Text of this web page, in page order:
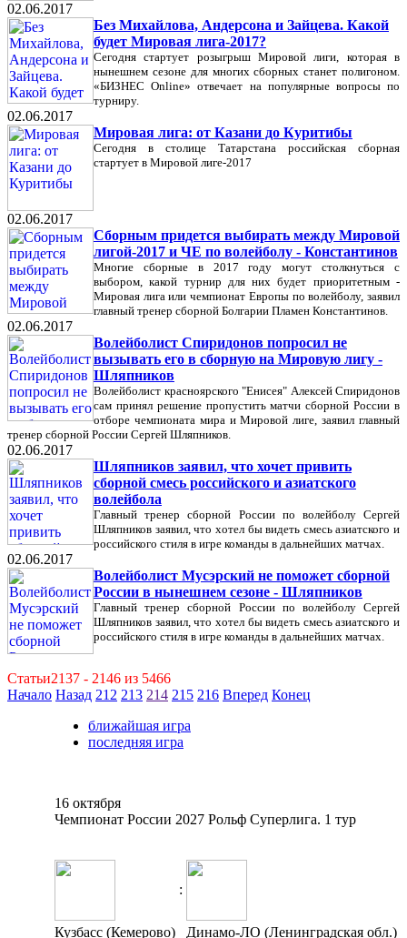
02.06.2017
Без Михайлова, Андерсона и Зайцева. Какой
будет Мировая лига-2017?
Сегодня стартует розыгрыш Мировой лиги, которая в
нынешнем сезоне для многих сборных станет полигоном.
«БИЗНЕС Online» отвечает на популярные вопросы по
турниру.
02.06.2017
Мировая лига: от Казани до Куритибы
Сегодня в столице Татарстана российская сборная
стартует в Мировой лиге-2017
02.06.2017
Сборным придется выбирать между Мировой
лигой-2017 и ЧЕ по волейболу - Константинов
Многие сборные в 2017 году могут столкнуться с
выбором, какой турнир для них будет приоритетным -
Мировая лига или чемпионат Европы по волейболу, заявил
главный тренер сборной Болгарии Пламен Константинов.
02.06.2017
Волейболист Спиридонов попросил не
вызывать его в сборную на Мировую лигу -
Шляпников
Волейболист красноярского "Енисея" Алексей Спиридонов
сам принял решение пропустить матчи сборной России в
отборе чемпионата мира и Мировой лиге, заявил главный
тренер сборной России Сергей Шляпников.
02.06.2017
Шляпников заявил, что хочет привить
сборной смесь российского и азиатского
волейбола
Главный тренер сборной России по волейболу Сергей
Шляпников заявил, что хотел бы видеть смесь азиатского и
российского стиля в игре команды в дальнейших матчах.
02.06.2017
Волейболист Мусэрский не поможет сборной
России в нынешнем сезоне - Шляпников
Главный тренер сборной России по волейболу Сергей
Шляпников заявил, что хотел бы видеть смесь азиатского и
российского стиля в игре команды в дальнейших матчах.
Статьи2137 - 2146 из 5466
Начало Назад 212 213 214 215 216 Вперед Конец
ближайшая игра
последняя игра
16 октября
Чемпионат России 2027 Рольф Суперлига. 1 тур
:
Кузбасс (Кемерово) Динамо-ЛО (Ленинградская обл.)